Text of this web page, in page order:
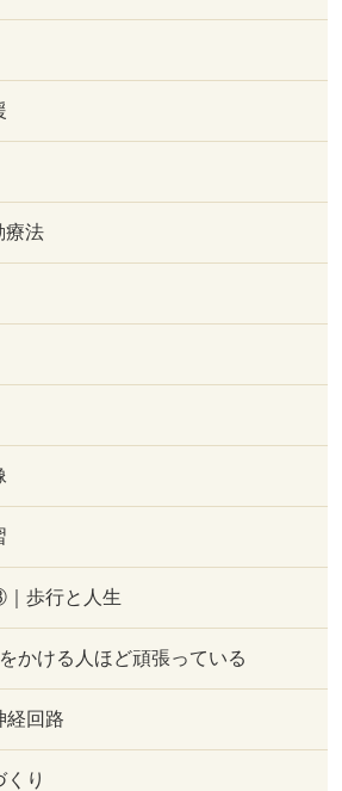
療法
歩行と人生
かける人ほど頑張っている
経回路
くり